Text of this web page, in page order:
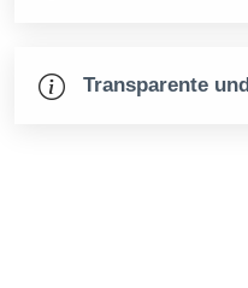
Transparente